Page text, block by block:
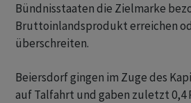
Bündnisstaaten die Zielmarke
Bruttoinlandsprodukt erreichen
überschreiten.
Beiersdorf gingen im Zuge des
auf Talfahrt und gaben zuletzt 0,4